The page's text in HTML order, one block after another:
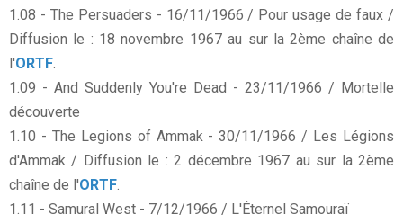
1.08 - The Persuaders - 16/11/1966 / Pour usage de faux /
Diffusion le : 18 novembre 1967 au sur la 2ème chaîne de
l'ORTF
1.09 - And Suddenly You're Dead - 23/11/1966 / Mortelle
découverte
1.10 - The Legions of Ammak - 30/11/1966 / Les Légions
d'Ammak / Diffusion le : 2 décembre 1967 au sur la 2ème
chaîne de l'ORTF
1.11 - Samural West - 7/12/1966 / L'Éternel Samouraï